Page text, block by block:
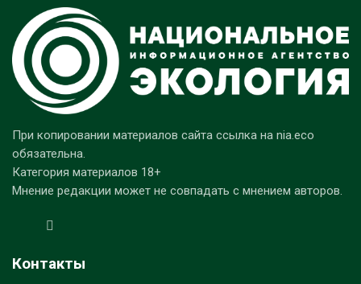
При копировании материалов сайта ссылка на nia.eco
обязательна.
Категория материалов 18+
Мнение редакции может не совпадать с мнением авторов.
Контакты